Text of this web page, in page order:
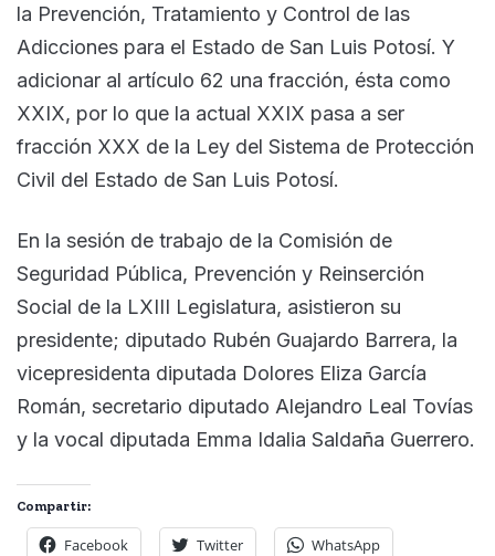
la Prevención, Tratamiento y Control de las
Adicciones para el Estado de San Luis Potosí. Y
adicionar al artículo 62 una fracción, ésta como
XXIX, por lo que la actual XXIX pasa a ser
fracción XXX de la Ley del Sistema de Protección
Civil del Estado de San Luis Potosí.
En la sesión de trabajo de la Comisión de
Seguridad Pública, Prevención y Reinserción
Social de la LXIII Legislatura, asistieron su
presidente; diputado Rubén Guajardo Barrera, la
vicepresidenta diputada Dolores Eliza García
Román, secretario diputado Alejandro Leal Tovías
y la vocal diputada Emma Idalia Saldaña Guerrero.
Compartir:
Facebook Twitter WhatsApp